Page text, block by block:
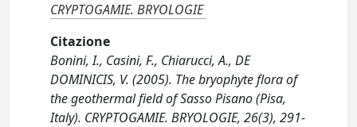
CRYPTOGAMIE. BRYOLOGIE
Citazione
Bonini, I., Casini, F., Chiarucci, A., DE
DOMINICIS, V. (2005). The bryophyte flora of
the geothermal field of Sasso Pisano (Pisa,
Italy). CRYPTOGAMIE. BRYOLOGIE, 26(3), 291-